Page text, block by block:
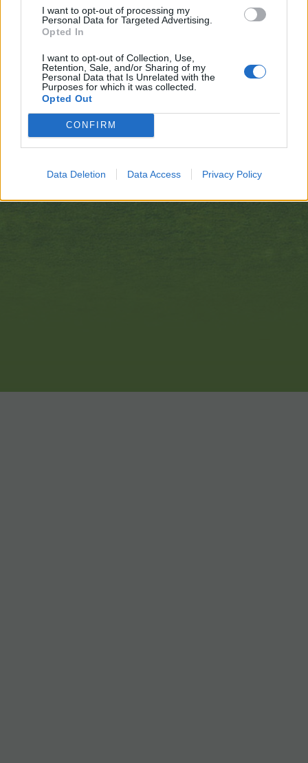
I want to opt-out of processing my
Personal Data for Targeted Advertising.
Opted In
I want to opt-out of Collection, Use,
Retention, Sale, and/or Sharing of my
Personal Data that Is Unrelated with the
Purposes for which it was collected.
Opted Out
CONFIRM
Data Deletion Data Access Privacy Policy